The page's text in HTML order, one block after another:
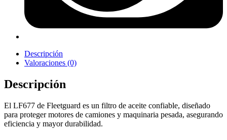
Descripción
Valoraciones (0)
Descripción
El LF677 de Fleetguard es un filtro de aceite confiable, diseñado
para proteger motores de camiones y maquinaria pesada, asegurando
eficiencia y mayor durabilidad.